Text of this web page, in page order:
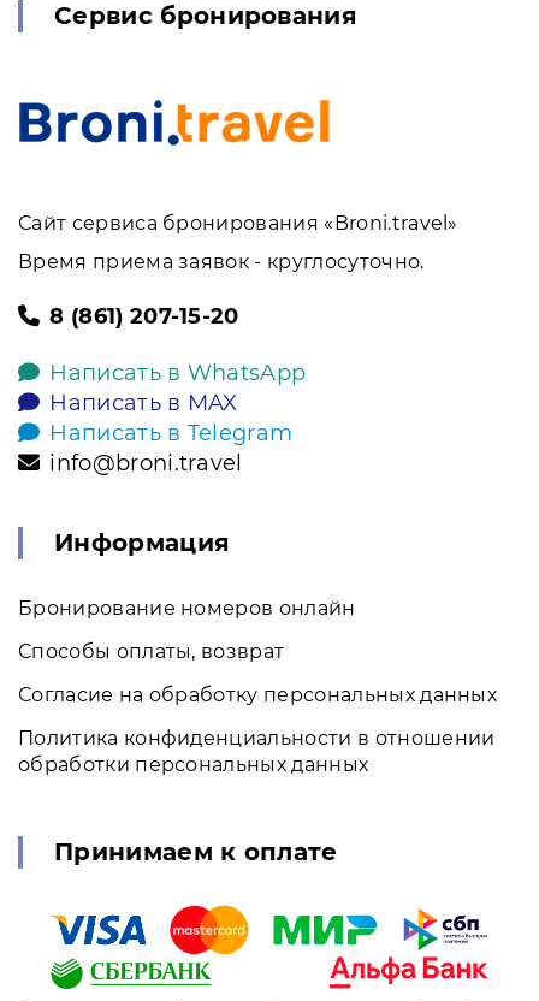
Сервис бронирования
Сайт сервиса бронирования «Broni.travel»
Время приема заявок - круглосуточно.
8 (861) 207-15-20
Написать в WhatsApp
Написать в MAX
Написать в Telegram
info@broni.travel
Информация
Бронирование номеров онлайн
Способы оплаты, возврат
Согласие на обработку персональных данных
Политика конфиденциальности в отношении
обработки персональных данных
Принимаем к оплате